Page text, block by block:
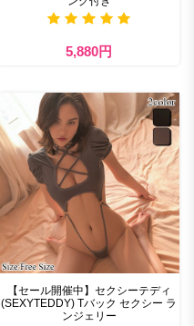
5,880円
【セール開催中】セクシーテディ
(SEXYTEDDY) Tバック セクシー ラ
ンジェリー